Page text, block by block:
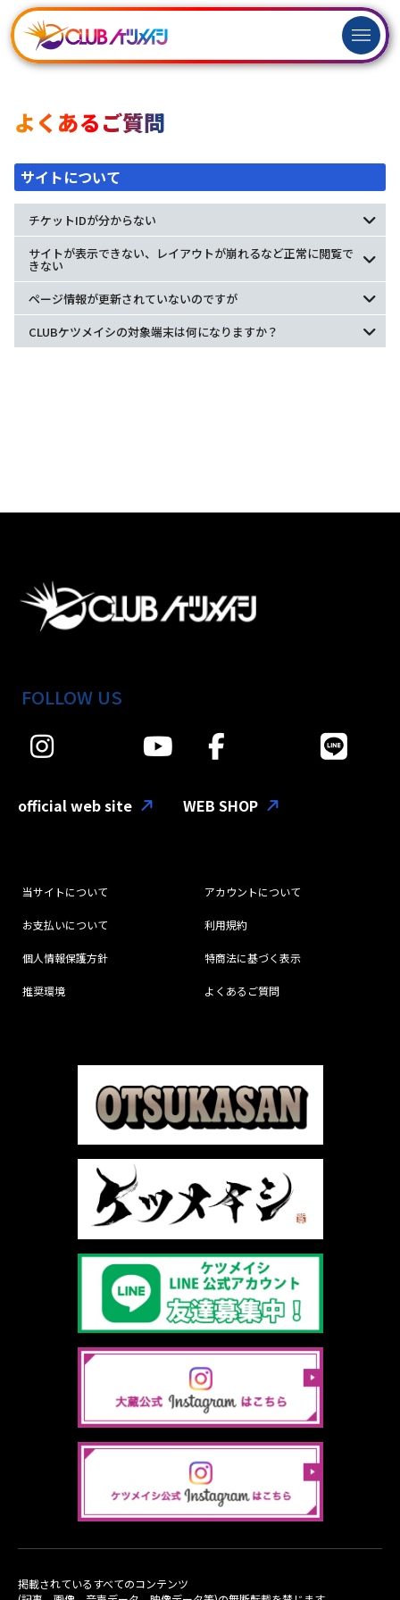
よくあるご質問
サイトについて
チケットIDが分からない
サイトが表示できない、レイアウトが崩れるなど正常に閲覧で
きない
ページ情報が更新されていないのですが
CLUBケツメイシの対象端末は何になりますか？
FOLLOW US
official web site WEB SHOP
当サイトについて アカウントについて
お支払いについて 利用規約
個人情報保護方針 特商法に基づく表示
推奨環境 よくあるご質問
掲載されているすべてのコンテンツ